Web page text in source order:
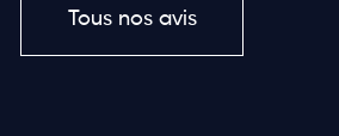
Tous nos avis